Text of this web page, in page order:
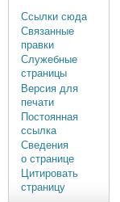
Ссылки сюда
Связанные
правки
Служебные
страницы
Версия для
печати
Постоянная
ссылка
Сведения
о странице
Цитировать
страницу